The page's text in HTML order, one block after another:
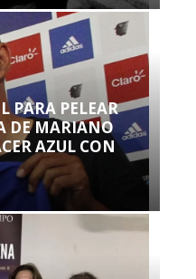
PARA PELEAR
DE MARIANO
AZUL CON